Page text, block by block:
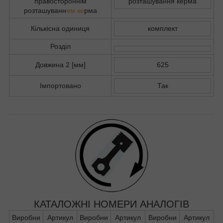
розташуванням керма
Кількісна одиниця комплект
Розділ
Довжина 2 [мм] 625
Імпортовано Так
КАТАЛОЖНІ НОМЕРИ АНАЛОГІВ
Виробни
Артикул
Виробни
Артикул
Виробни
Артикул